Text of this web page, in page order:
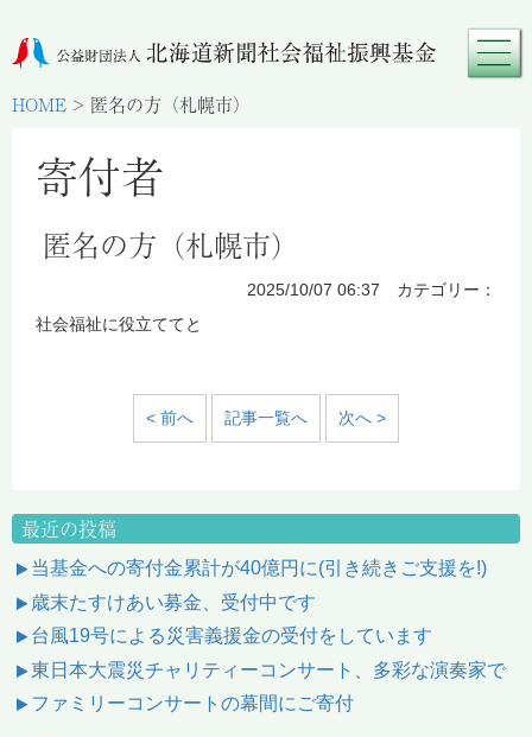
HOME > 匿名の方（札幌市）
寄付者
匿名の方（札幌市）
2025/10/07 06:37 カテゴリー：
社会福祉に役立ててと
< 前へ 記事一覧へ 次へ >
最近の投稿
当基金への寄付金累計が40億円に(引き続きご支援を!)
歳末たすけあい募金、受付中です
台風19号による災害義援金の受付をしています
東日本大震災チャリティーコンサート、多彩な演奏家で
ファミリーコンサートの幕間にご寄付